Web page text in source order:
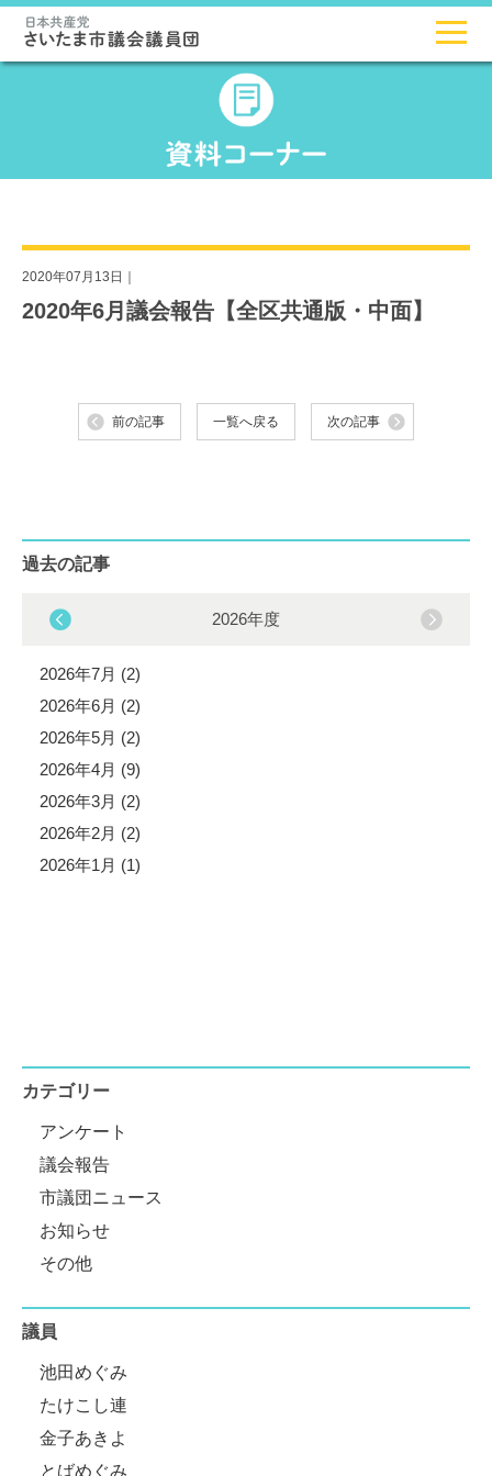
2020年07月13日｜
2020年6月議会報告【全区共通版・中面】
前の記事 一覧へ戻る 次の記事
過去の記事
2026年度
2026年7月 (2)
2026年6月 (2)
2026年5月 (2)
2026年4月 (9)
2026年3月 (2)
2026年2月 (2)
2026年1月 (1)
カテゴリー
アンケート
議会報告
市議団ニュース
お知らせ
その他
議員
池田めぐみ
たけこし連
金子あきよ
とばめぐみ